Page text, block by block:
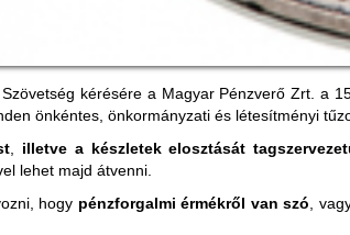
kérésére a Magyar Pénzverő Zrt. a
önkéntes, önkormányzati és létesítményi
, illetve a készletek elosztását
lehet majd átvenni.
hogy pénzforgalmi érmékről van szó ,